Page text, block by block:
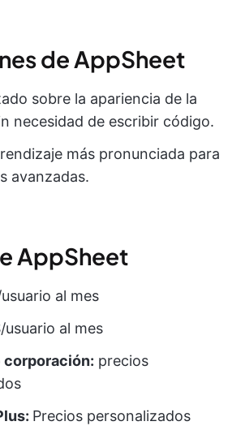
de AppSheet
sobre la apariencia de la
necesidad de escribir código.
más pronunciada para
avanzadas.
AppSheet
al mes
usuario al mes
corporación: precios
Precios personalizados